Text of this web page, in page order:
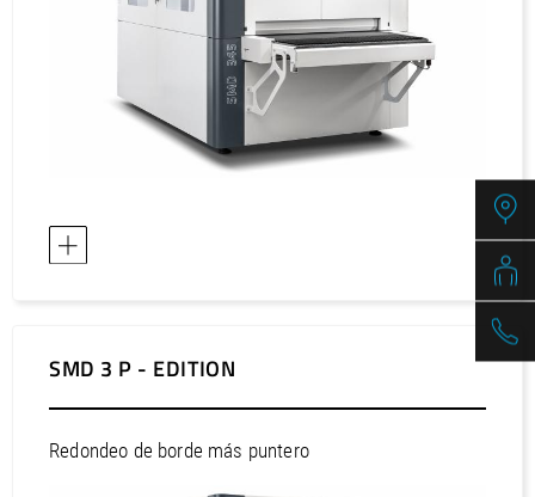
SMD 3 P - EDITION
Redondeo de borde más puntero